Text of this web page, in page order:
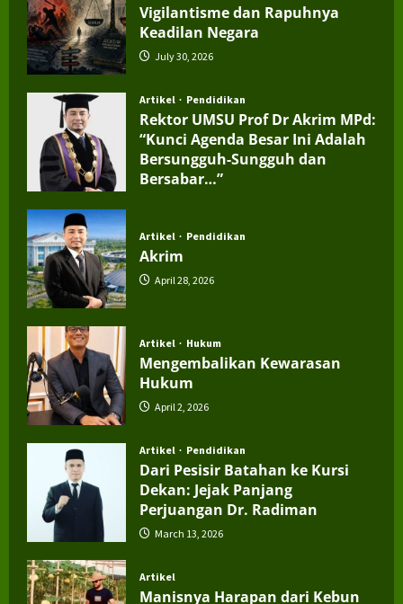
Vigilantisme dan Rapuhnya
Keadilan Negara
July 30, 2026
Artikel Pendidikan
Rektor UMSU Prof Dr Akrim MPd:
“Kunci Agenda Besar Ini Adalah
Bersungguh-Sungguh dan
Bersabar…”
Artikel Pendidikan
Akrim
April 28, 2026
Artikel Hukum
Mengembalikan Kewarasan
Hukum
April 2, 2026
Artikel Pendidikan
Dari Pesisir Batahan ke Kursi
Dekan: Jejak Panjang
Perjuangan Dr. Radiman
March 13, 2026
Artikel
Manisnya Harapan dari Kebun